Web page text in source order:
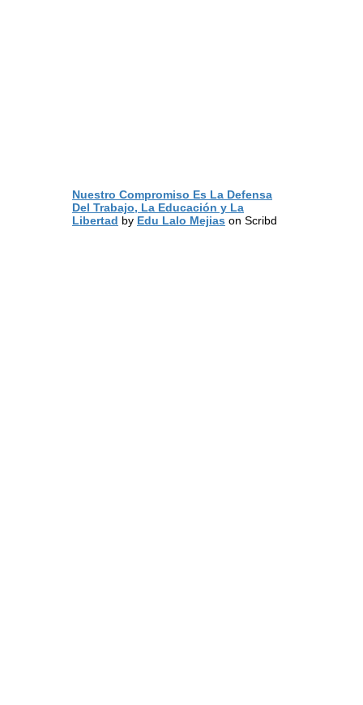
Nuestro Compromiso Es La Defensa
Del Trabajo, La Educación y La
Libertad by Edu Lalo Mejias on Scribd